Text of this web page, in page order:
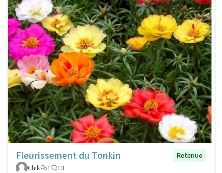
Fleurissement du Tonkin
Retenue
Chik
1 13